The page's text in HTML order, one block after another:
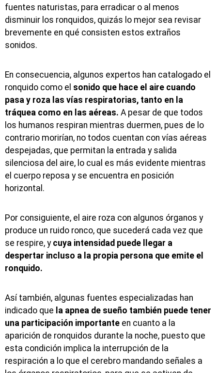
fuentes naturistas, para erradicar o al menos
disminuir los ronquidos, quizás lo mejor sea revisar
brevemente en qué consisten estos extraños
sonidos.
En consecuencia, algunos expertos han catalogado el
ronquido como el sonido que hace el aire cuando
pasa y roza las vías respiratorias, tanto en la
tráquea como en las aéreas. A pesar de que todos
los humanos respiran mientras duermen, pues de lo
contrario morirían, no todos cuentan con vías aéreas
despejadas, que permitan la entrada y salida
silenciosa del aire, lo cual es más evidente mientras
el cuerpo reposa y se encuentra en posición
horizontal.
Por consiguiente, el aire roza con algunos órganos y
produce un ruido ronco, que sucederá cada vez que
se respire, y cuya intensidad puede llegar a
despertar incluso a la propia persona que emite el
ronquido.
Así también, algunas fuentes especializadas han
indicado que la apnea de sueño también puede tener
una participación importante en cuanto a la
aparición de ronquidos durante la noche, puesto que
esta condición implica la interrupción de la
respiración a lo que el cerebro mandando señales a